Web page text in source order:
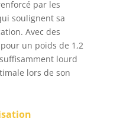
électrostatique
: Fioles de
avec liquide
Verre
très
et robuste
et anneaux
par les
soulignent sa
Avec des
un poids de 1,2
lourd
lors de son